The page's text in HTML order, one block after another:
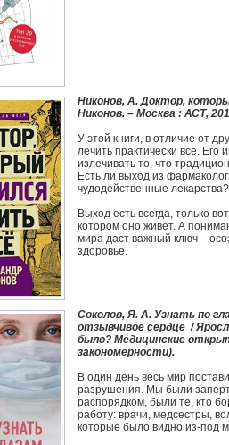
Никонов, А. Доктор,
Никонов. – Москва : АСТ,
У этой книги, в отличие от
лечить практически все.
излечивать то, что
Есть ли выход из
чудодейственные лекарства?
Выход есть всегда, только
котором оно живет. А
мира даст важный ключ –
здоровье.
Соколов, Я. А. Узнать по
отзывчивое сердце /
было? Медицинские
закономерности).
В один день весь мир
разрушения. Мы были
распорядком, были те, кто
работу: врачи, медсестры,
которые было видно из-под